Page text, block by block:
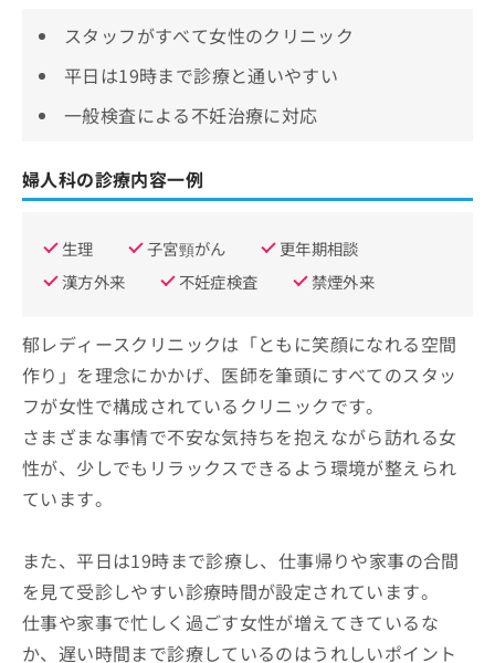
スタッフがすべて女性のクリニック
平日は19時まで診療と通いやすい
一般検査による不妊治療に対応
婦人科の診療内容一例
生理 子宮頸がん
更年期相談
漢方外来
不妊症検査 禁煙外来
郁レディースクリニックは「ともに笑顔になれる空間
作り」を理念にかかげ、医師を筆頭にすべてのスタッ
フが女性で構成されているクリニックです。
さまざまな事情で不安な気持ちを抱えながら訪れる女
性が、少しでもリラックスできるよう環境が整えられ
ています。
また、平日は19時まで診療し、仕事帰りや家事の合間
を見て受診しやすい診療時間が設定されています。
仕事や家事で忙しく過ごす女性が増えてきているな
か、遅い時間まで診療しているのはうれしいポイント